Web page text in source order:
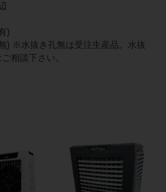
)
) ※水抜き孔無は受注生産品。水抜
相談下さい。